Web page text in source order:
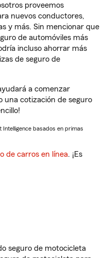
proveemos
nuevos conductores,
y más. Sin mencionar que
de automóviles más
incluso ahorrar más
de seguro de
a comenzar
una cotización de seguro
Intelligence basados en primas
de carros en línea. ¡Es
seguro de motocicleta